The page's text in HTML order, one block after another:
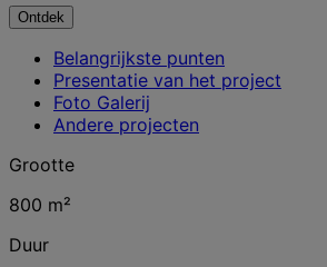
Ontdek
Belangrijkste punten
Presentatie van het project
Foto Galerij
Andere projecten
Grootte
800 m²
Duur